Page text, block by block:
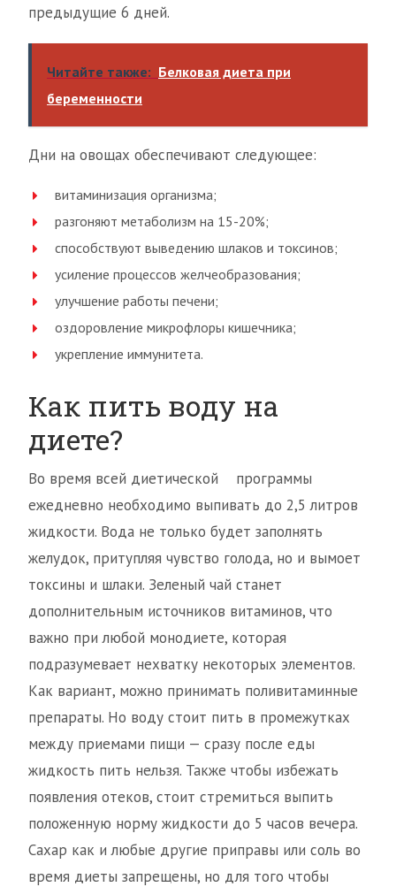
предыдущие 6 дней.
Читайте также: Белковая диета при
беременности
Дни на овощах обеспечивают следующее:
витаминизация организма;
разгоняют метаболизм на 15-20%;
способствуют выведению шлаков и токсинов;
усиление процессов желчеобразования;
улучшение работы печени;
оздоровление микрофлоры кишечника;
укрепление иммунитета.
Как пить воду на
диете?
Во время всей диетической программы
ежедневно необходимо выпивать до 2,5 литров
жидкости. Вода не только будет заполнять
желудок, притупляя чувство голода, но и вымоет
токсины и шлаки. Зеленый чай станет
дополнительным источников витаминов, что
важно при любой монодиете, которая
подразумевает нехватку некоторых элементов.
Как вариант, можно принимать поливитаминные
препараты. Но воду стоит пить в промежутках
между приемами пищи — сразу после еды
жидкость пить нельзя. Также чтобы избежать
появления отеков, стоит стремиться выпить
положенную норму жидкости до 5 часов вечера.
Сахар как и любые другие приправы или соль во
время диеты запрещены, но для того чтобы